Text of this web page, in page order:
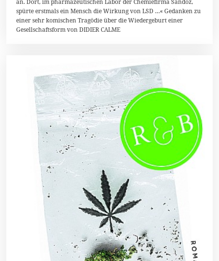
e
r
2
0
1
spürte erstmals ein Mensch die Wirkung von LSD …« Gedanken zu
einer sehr komischen Tragödie über die Wiedergeburt einer
Gesellschaftsform von DIDIER CALME